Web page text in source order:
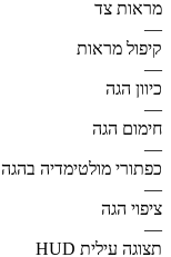
מראות צד
—
קיפול מראות
—
כיוון הגה
—
חימום הגה
—
כפתורי מולטימדיה בהגה
—
ציפוי הגה
—
תצוגה עילית HUD